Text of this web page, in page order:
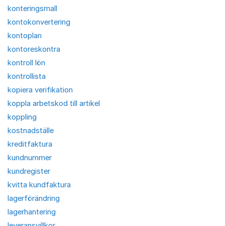
konteringsmall
kontokonvertering
kontoplan
kontoreskontra
kontroll lön
kontrollista
kopiera verifikation
koppla arbetskod till artikel
koppling
kostnadställe
kreditfaktura
kundnummer
kundregister
kvitta kundfaktura
lagerförändring
lagerhantering